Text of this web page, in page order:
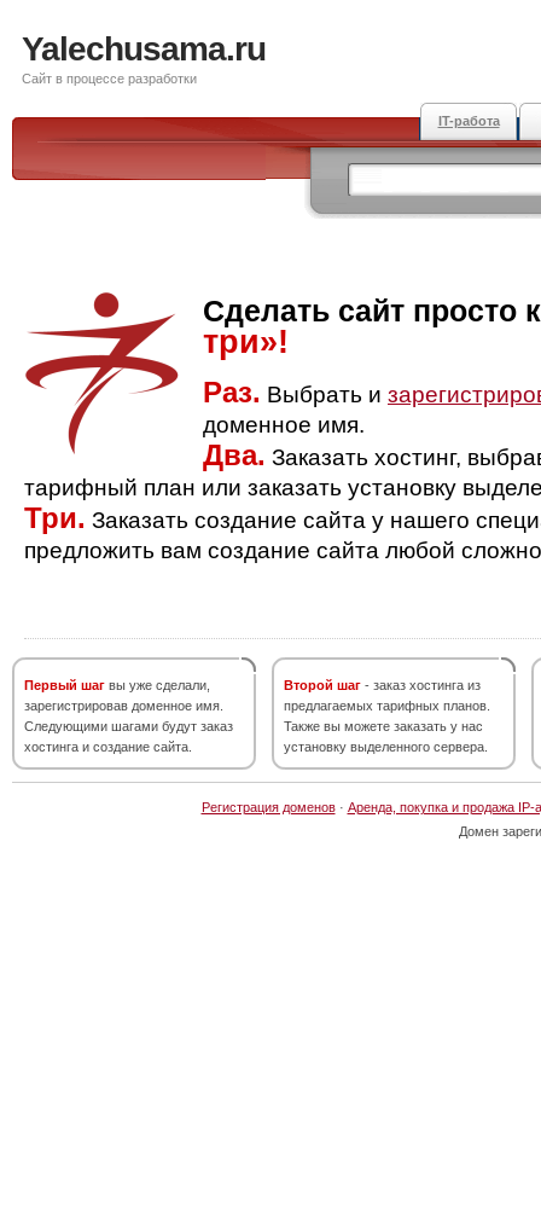
Yalechusama.ru
Сайт в процессе разработки
IT-работа
Сделать сайт просто
три»!
Раз. Выбрать и
доменное имя.
Два. Заказать хостинг,
тарифный план или заказать установку
Три. Заказать создание сайта у нашего
предложить вам создание сайта любой
Первый шаг вы уже сделали,
зарегистрировав доменное имя.
Следующими шагами будут заказ
хостинга и создание сайта.
Второй шаг - заказ хостинга из
предлагаемых тарифных планов.
Также вы можете заказать у нас
установку выделенного сервера.
Регистрация доменов· Аренда, покупка и продажа IP-
Домен